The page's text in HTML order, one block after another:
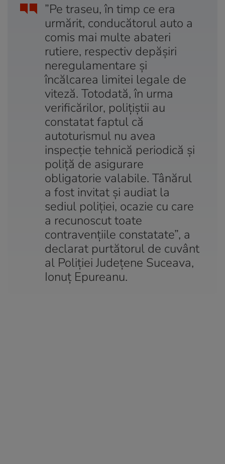
”Pe traseu, în timp ce era
urmărit, conducătorul auto a
comis mai multe abateri
rutiere, respectiv depășiri
neregulamentare și
încălcarea limitei legale de
viteză. Totodată, în urma
verificărilor, polițiștii au
constatat faptul că
autoturismul nu avea
inspecție tehnică periodică și
poliță de asigurare
obligatorie valabile. Tânărul
a fost invitat și audiat la
sediul poliției, ocazie cu care
a recunoscut toate
contravențiile constatate”, a
declarat purtătorul de cuvânt
al Poliției Județene Suceava,
Ionuț Epureanu.